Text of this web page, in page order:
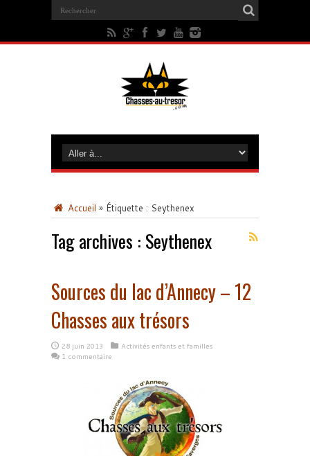
Accueil » Étiquette : Seythenex
Tag archives : Seythenex
Sources du lac d’Annecy – 12
Chasses aux trésors
28 juin 2013
Activités enfants et familles
1 commentaire